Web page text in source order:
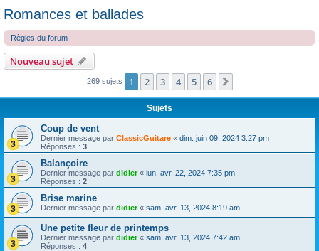
Romances et ballades
Règles du forum
Nouveau sujet
269 sujets 1 2 3 4 5 6
Sujets
Coup de vent
Dernier message par ClassicGuitare « dim. juin 09, 2024 3:27 pm
Réponses : 3
Balançoire
Dernier message par didier« lun. avr. 22, 2024 7:35 pm
Réponses : 2
Brise marine
Dernier message par didier« sam. avr. 13, 2024 8:19 am
Une petite fleur de printemps
Dernier message par didier« sam. avr. 13, 2024 7:42 am
Réponses : 4